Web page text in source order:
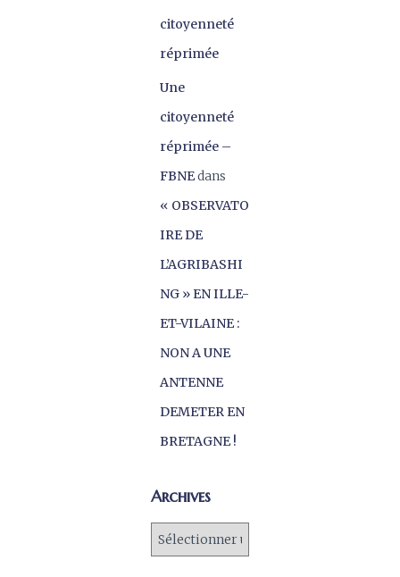
citoyenneté
réprimée
Une
citoyenneté
réprimée –
FBNEdans
« OBSERVATO
IRE DE
L’AGRIBASHI
NG » EN ILLE-
ET-VILAINE :
NON A UNE
ANTENNE
DEMETER EN
BRETAGNE !
Archives